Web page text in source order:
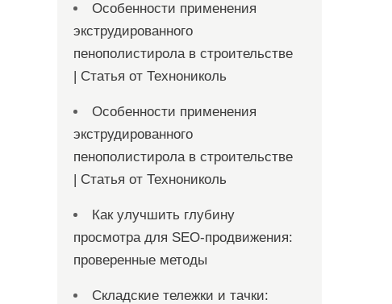
Особенности применения
экструдированного
пенополистирола в строительстве
| Статья от Технониколь
Особенности применения
экструдированного
пенополистирола в строительстве
| Статья от Технониколь
Как улучшить глубину
просмотра для SEO-продвижения:
проверенные методы
Складские тележки и тачки: